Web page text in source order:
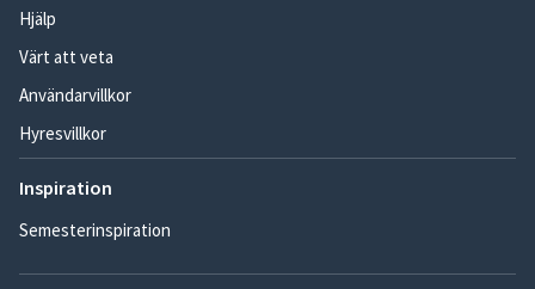
Hjälp
Värt att veta
Användarvillkor
Hyresvillkor
Inspiration
Semesterinspiration